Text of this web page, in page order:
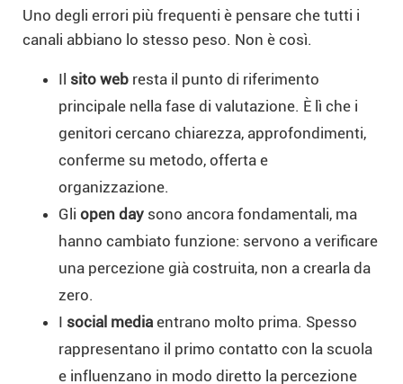
Uno degli errori più frequenti è pensare che tutti i
canali abbiano lo stesso peso. Non è così.
Il sito web resta il punto di riferimento
principale nella fase di valutazione. È lì che i
genitori cercano chiarezza, approfondimenti,
conferme su metodo, offerta e
organizzazione.
Gli open day sono ancora fondamentali, ma
hanno cambiato funzione: servono a verificare
una percezione già costruita, non a crearla da
zero.
I social media entrano molto prima. Spesso
rappresentano il primo contatto con la scuola
e influenzano in modo diretto la percezione